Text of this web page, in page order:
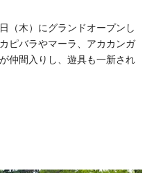
（木）にグランドオープンし
ピバラやマーラ、アカカンガ
仲間入りし、遊具も一新され